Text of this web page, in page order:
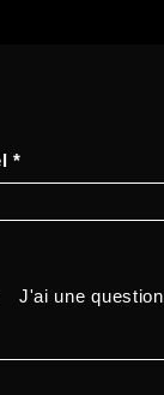
*
J'ai une question